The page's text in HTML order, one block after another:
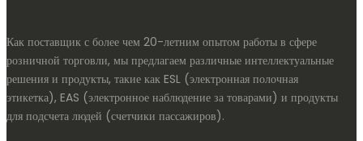
Как поставщик с более чем 20-летним опытом работы в сфере
розничной торговли, мы предлагаем различные интеллектуальные
решения и продукты, такие как ESL (электронная полочная
этикетка), EAS (электронное наблюдение за товарами) и продукты
для подсчета людей (счетчики пассажиров).